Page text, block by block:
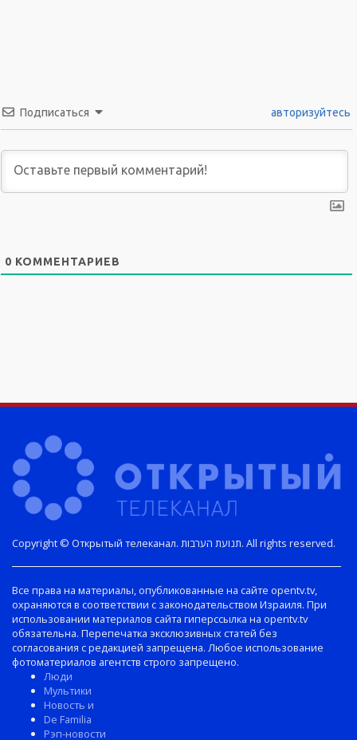
Подписаться авторизуйтесь
0 КОММЕНТАРИЕВ
Copyright © Открытый телеканал. תנועת הערבות. All rights reserved.
Все права на материалы, опубликованные на сайте opentv.tv,
охраняются в соответствии с законодательством Израиля. При
использовании материалов сайта гиперссылка на opentv.tv
обязательна. Перепечатка эксклюзивных статей без
согласования с редакцией запрещена. Любое использование
фотоматериалов агентств строго запрещено.
Люди
Мультики
Новость и
De Familia
Рэп-новости